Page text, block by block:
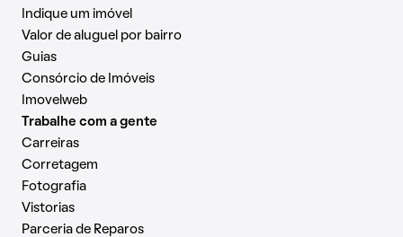
Indique um imóvel
Valor de aluguel por bairro
Guias
Consórcio de Imóveis
Imovelweb
Trabalhe com a gente
Carreiras
Corretagem
Fotografia
Vistorias
Parceria de Reparos